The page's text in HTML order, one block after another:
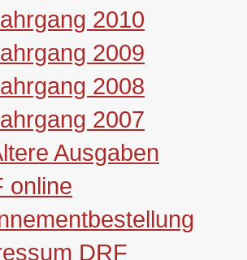
2010
2009
2008
2007
Ausgaben
online
DRF